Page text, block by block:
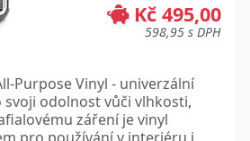
Kč 495,00
598,95 s DPH
Purpose Vinyl - univerzální
svoji odolnost vůči vlhkosti,
záření je vinyl